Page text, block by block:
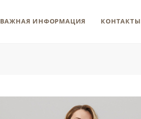
ВАЖНАЯ ИНФОРМАЦИЯ КОНТАКТЫ